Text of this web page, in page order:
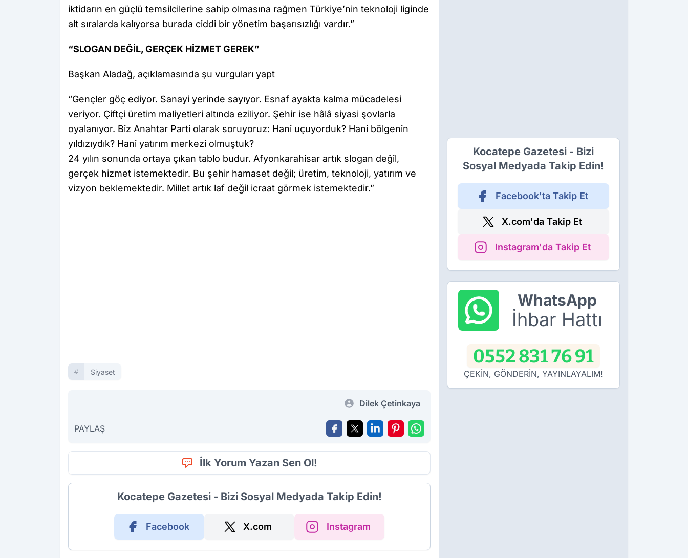
iktidarın en güçlü temsilcilerine sahip olmasına rağmen Türkiye’nin teknoloji liginde
alt sıralarda kalıyorsa burada ciddi bir yönetim başarısızlığı vardır.”
“SLOGAN DEĞİL, GERÇEK HİZMET GEREK”
Başkan Aladağ, açıklamasında şu vurguları yapt
“Gençler göç ediyor. Sanayi yerinde sayıyor. Esnaf ayakta kalma mücadelesi
veriyor. Çiftçi üretim maliyetleri altında eziliyor. Şehir ise hâlâ siyasi şovlarla
oyalanıyor. Biz Anahtar Parti olarak soruyoruz: Hani uçuyorduk? Hani bölgenin
yıldızıydık? Hani yatırım merkezi olmuştuk?
24 yılın sonunda ortaya çıkan tablo budur. Afyonkarahisar artık slogan değil,
gerçek hizmet istemektedir. Bu şehir hamaset değil; üretim, teknoloji, yatırım ve
vizyon beklemektedir. Millet artık laf değil icraat görmek istemektedir.”
Siyaset
Dilek Çetinkaya
PAYLAŞ
İlk Yorum Yazan Sen Ol!
Kocatepe Gazetesi - Bizi Sosyal Medyada Takip Edin!
Facebook X.com Instagram
Kocatepe Gazetesi - Bizi
Sosyal Medyada Takip Edin!
Facebook'ta Takip Et
X.com'da Takip Et
Instagram'da Takip Et
WhatsApp
İhbar Hattı
0552 831 76 91
ÇEKİN, GÖNDERİN, YAYINLAYALIM!